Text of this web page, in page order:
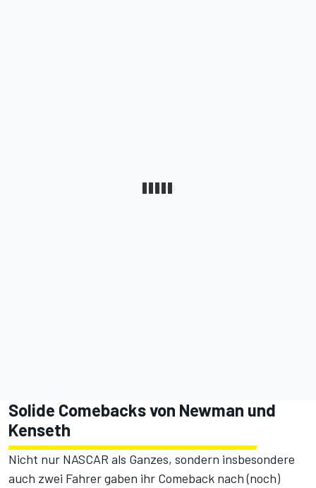
Solide Comebacks von Newman und
Kenseth
Nicht nur NASCAR als Ganzes, sondern insbesondere
auch zwei Fahrer gaben ihr Comeback nach (noch)